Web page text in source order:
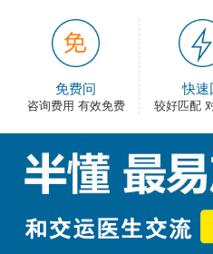
和平网友：
护士都很不错，服务好
卡佛：
了，出血不多，还不错。
大叔：
很满意，有检查报告单
免费问
咨询费用 有效免费
快速
较好匹配